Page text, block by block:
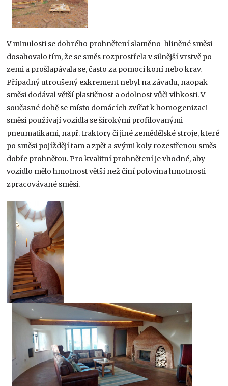
V minulosti se dobrého prohnětení slaměno-hliněné směsi
dosahovalo tím, že se směs rozprostřela v silnější vrstvě po
zemi a prošlapávala se, často za pomoci koní nebo krav.
Případný utroušený exkrement nebyl na závadu, naopak
směsi dodával větší plastičnost a odolnost vůči vlhkosti. V
současné době se místo domácích zvířat k homogenizaci
směsi používají vozidla se širokými profilovanými
pneumatikami, např. traktory či jiné zemědělské stroje, které
po směsi pojíždějí tam a zpět a svými koly rozestřenou směs
dobře prohnětou. Pro kvalitní prohnětení je vhodné, aby
vozidlo mělo hmotnost větší než činí polovina hmotnosti
zpracovávané směsi.